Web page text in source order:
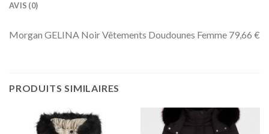
AVIS (0)
Morgan GELINA Noir Vêtements Doudounes Femme 79,66 €
PRODUITS SIMILAIRES